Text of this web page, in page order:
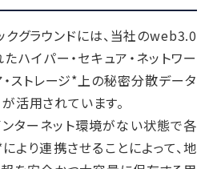
クグラウンドには、当社のweb3.0
ハイパー・セキュア・ネットワー
・ストレージ*上の秘密分散データ
が活用されています。
ターネット環境がない状態で各
より連携させることによって、地